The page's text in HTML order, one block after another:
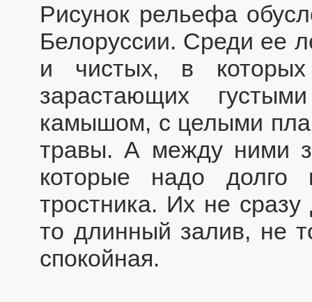
Рисунок рельефа
Белоруссии. Среди ее
и чистых, в
зарастающих
камышом, с целыми
травы. А между ними
которые надо долго
тростника. Их не
то длинный залив, не
спокойная.